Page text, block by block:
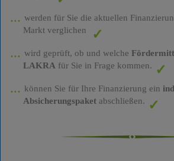
werden für Sie die aktuellen
Markt verglichen
wird geprüft, ob und welche
LAKRA für Sie in Frage kommen.
können Sie für Ihre Finanzierung ein
Absicherungspaketabschließen.